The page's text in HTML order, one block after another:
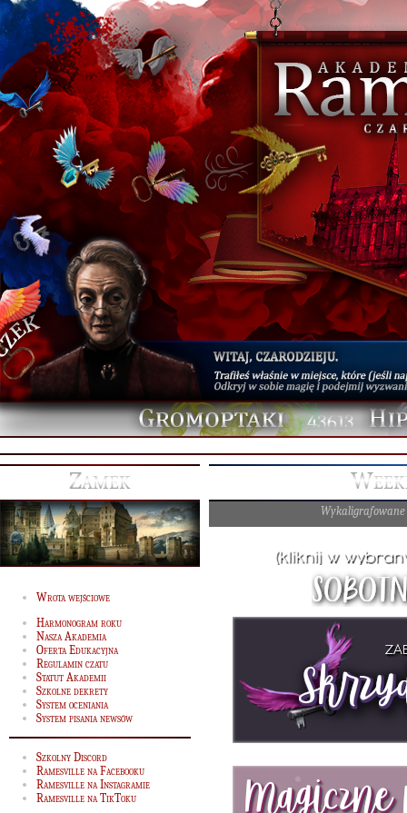
43613
Zamek
Wrota wejściowe
Harmonogram roku
Nasza Akademia
Oferta Edukacyjna
Regulamin czatu
Statut Akademii
Szkolne dekrety
System oceniania
System pisania newsów
Szkolny Discord
Ramesville na Facebooku
Ramesville na Instagramie
Ramesville na TikToku